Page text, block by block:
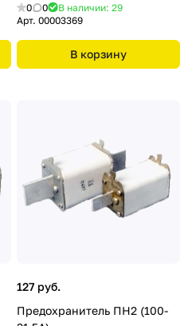
0 0
В наличии: 29
Арт. 00003369
В корзину
127 руб.
Предохранитель ПН2 (100-